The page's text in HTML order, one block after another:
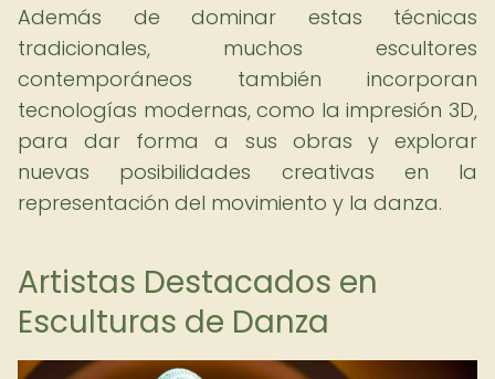
Además de dominar estas técnicas
tradicionales, muchos escultores
contemporáneos también incorporan
tecnologías modernas, como la impresión 3D,
para dar forma a sus obras y explorar
nuevas posibilidades creativas en la
representación del movimiento y la danza.
Artistas Destacados en
Esculturas de Danza